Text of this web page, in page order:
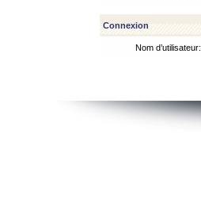
Connexion
Nom d’utilisateur: